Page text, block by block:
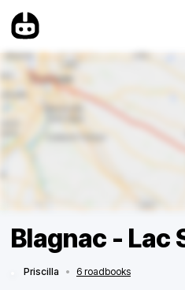
Blagnac - Lac
Priscilla • 6 roadbooks